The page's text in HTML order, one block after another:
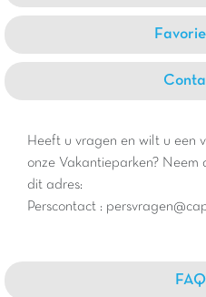
Heeft u vragen en wilt u een
onze Vakantieparken? Neem
dit adres:
Perscontact :
FAQ